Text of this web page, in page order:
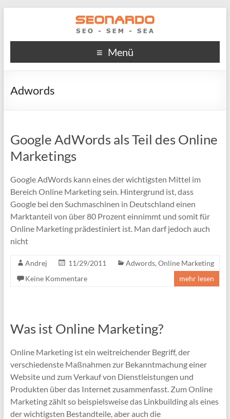
Menü
Adwords
Google AdWords als Teil des Online
Marketings
Google AdWords kann eines der wichtigsten Mittel im
Bereich Online Marketing sein. Hintergrund ist, dass
Google bei den Suchmaschinen in Deutschland einen
Marktanteil von über 80 Prozent einnimmt und somit für
Online Marketing prädestiniert ist. Man darf jedoch auch
nicht
Andrej 11/29/2011 Adwords, Online Marketing
Keine Kommentare
mehr lesen
Was ist Online Marketing?
Online Marketing ist ein weitreichender Begriff, der
verschiedenste Maßnahmen zur Bekanntmachung einer
Website und zum Verkauf von Dienstleistungen und
Produkten über das Internet zusammenfasst. Zum Online
Marketing zählt so beispielsweise das Linkbuilding als eines
der wichtigsten Bestandteile, aber auch die